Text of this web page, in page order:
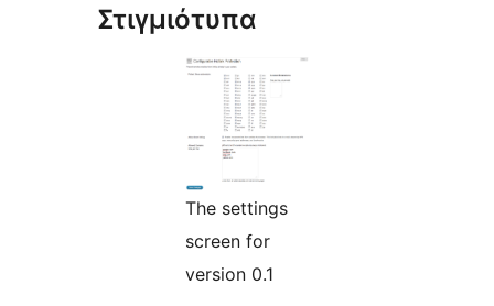
Στιγμιότυπα
The settings
screen for
version 0.1